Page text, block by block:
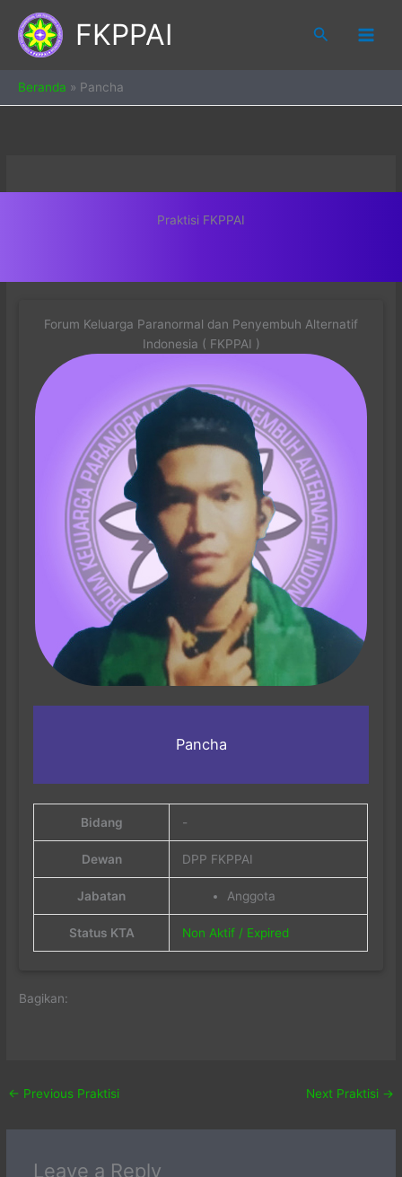
content
FKPPAI Search
Beranda » Pancha
Praktisi FKPPAI
Forum Keluarga Paranormal dan Penyembuh Alternatif
Indonesia ( FKPPAI )
Pancha
Bidang -
Dewan DPP FKPPAI
Jabatan Anggota
Status KTA Non Aktif / Expired
Bagikan:
← Previous Praktisi Next Praktisi →
Leave a Reply